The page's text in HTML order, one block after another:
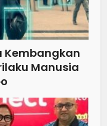
Kembangkan
Manusia